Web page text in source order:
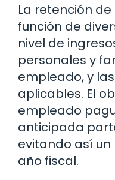
La retención
función de
nivel de
personales y
empleado, y
aplicables. El
empleado
anticipada
evitando así
año fiscal.